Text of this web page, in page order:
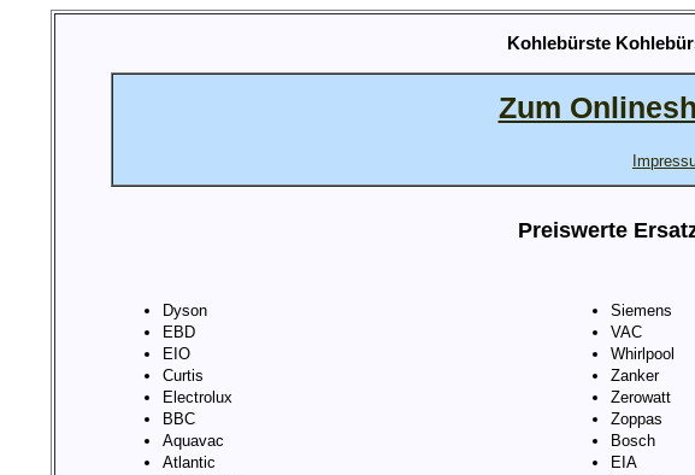
Kohlebürste
Zum
Preiswerte
Dyson
EBD
EIO
Curtis
Electrolux
BBC
Aquavac
Atlantic
Siemens
VAC
Whirlpool
Zanker
Zerowatt
Zoppas
Bosch
EIA